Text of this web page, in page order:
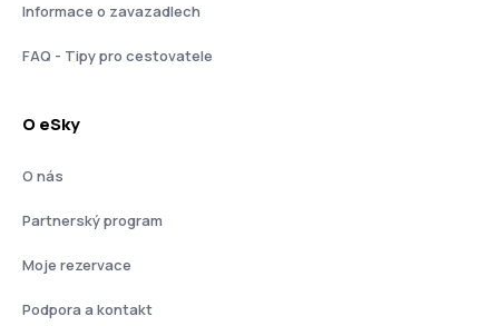
Informace o zavazadlech
FAQ - Tipy pro cestovatele
O eSky
O nás
Partnerský program
Moje rezervace
Podpora a kontakt